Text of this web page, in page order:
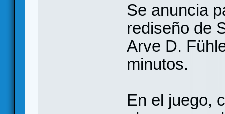
Se anuncia
rediseño de
Arve D.
minutos.
En el juego,